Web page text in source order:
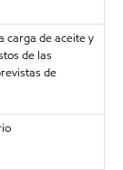
carga de aceite y
de las
de